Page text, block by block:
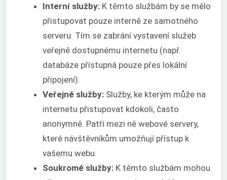
Interní služby: K těmto službám by se mělo
přistupovat pouze interně ze samotného
serveru. Tím se zabrání vystavení služeb
veřejně dostupnému internetu (např.
databáze přístupná pouze přes lokální
připojení).
Veřejné služby: Služby, ke kterým může na
internetu přistupovat kdokoli, často
anonymně. Patří mezi ně webové servery,
které návštěvníkům umožňují přístup k
vašemu webu.
Soukromé služby: K těmto službám mohou